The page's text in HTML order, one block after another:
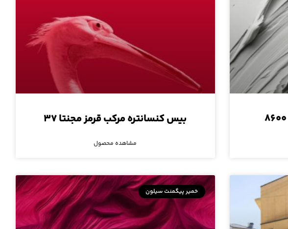
بیس کنسانتره مرکب قرمز مجنتا ۳۷
مشاهده محصول
خمیر پیگمنت سیلون